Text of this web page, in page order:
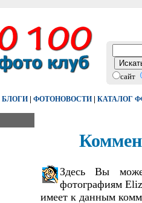
сайт
БЛОГИ | ФОТОНОВОСТИ | КАТАЛОГ
Здесь Вы
фотографиям
имеет к данным